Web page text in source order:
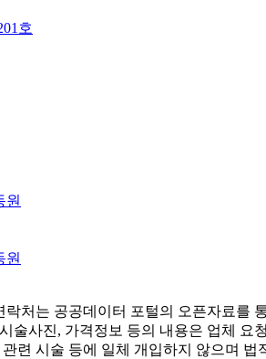
호
원
원
처는 공공데이터 포털의 오픈자료를
술사진, 가격정보 등의 내용은 업체
련 시술 등에 일체 개입하지 않으며 법